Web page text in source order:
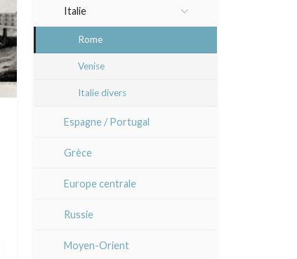
Lisa Takahashi
Auvergne / Limousin
Italie
Rome
Venise
Italie divers
Espagne / Portugal
Grèce
Europe centrale
Russie
Moyen-Orient